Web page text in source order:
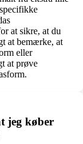
at sikre, at du
at bemærke, at
eller
at prøve
jeg køber